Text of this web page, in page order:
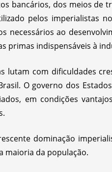
bancários, dos meios de
pelos imperialistas
necessários ao
primas indispensáveis à
lutam com dificuldades
O governo dos
em condições
dominação
maioria da população.